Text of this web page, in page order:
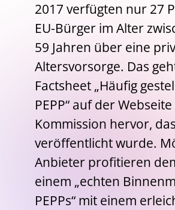
2017 verfügten nur 27
EU-Bürger im Alter
59 Jahren über eine
Altersvorsorge. Das
Factsheet „Häufig
PEPP“ auf der
Kommission hervor,
veröffentlicht wurde.
Anbieter profitieren
einem „echten
PEPPs“ mit einem